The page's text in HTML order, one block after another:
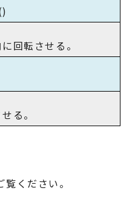
回転させる。
る。
ください。